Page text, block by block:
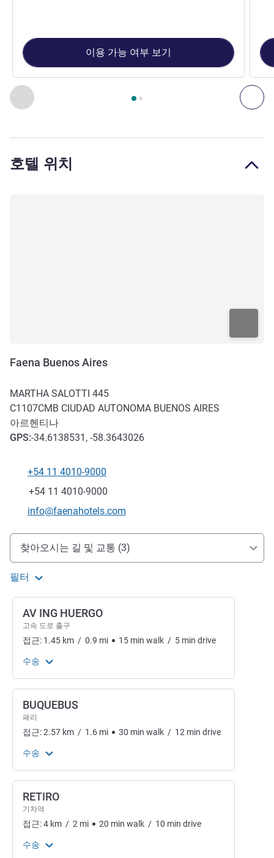
이전 - 객실 다
2/ 페이지 , 객실 1 : PARK VIEW ROOM 1 queen-size bed,
이용 가능 여부 보기
호텔 위치
Faena Buenos Aires
MARTHA SALOTTI 445
C1107CMB CIUDAD AUTONOMA BUENOS AIRES
아르헨티나
GPS:-34.6138531, -58.3643026
전화
+54 11 4010-9000
팩스
+54 11 4010-9000
E-mail
info@faenahotels.com
호텔 접근 및 교통
찾아오시는 길 및 교통 (3)
필터
AV ING HUERGO
고속 도로 출구
접근: 1.45 km / 0.9 mi 15 min walk / 5 min drive
수송
BUQUEBUS
페리
접근:2.57 km / 1.6 mi 30 min walk / 12 min drive
수송
RETIRO
기차역
접근:4 km / 2 mi 20 min walk / 10 min drive
수송